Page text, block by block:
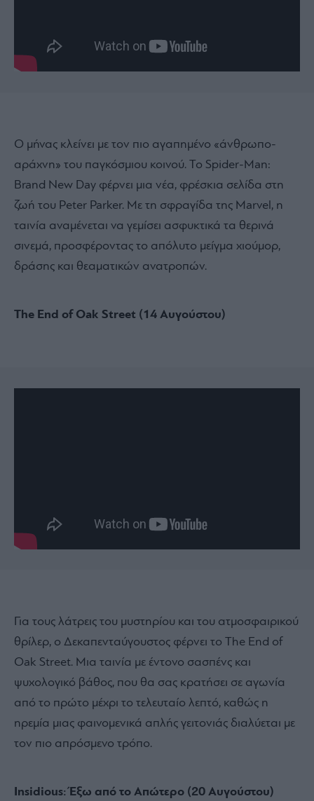
Ο μήνας κλείνει με τον πιο αγαπημένο «άνθρωπο-
αράχνη» του παγκόσμιου κοινού. Το Spider-Man:
Brand New Day φέρνει μια νέα, φρέσκια σελίδα στη
ζωή του Peter Parker. Με τη σφραγίδα της Marvel, η
ταινία αναμένεται να γεμίσει ασφυκτικά τα θερινά
σινεμά, προσφέροντας το απόλυτο μείγμα χιούμορ,
δράσης και θεαματικών ανατροπών.
The End of Oak Street (14 Αυγούστου)
Για τους λάτρεις του μυστηρίου και του ατμοσφαιρικού
θρίλερ, ο Δεκαπενταύγουστος φέρνει το The End of
Oak Street. Μια ταινία με έντονο σασπένς και
ψυχολογικό βάθος, που θα σας κρατήσει σε αγωνία
από το πρώτο μέχρι το τελευταίο λεπτό, καθώς η
ηρεμία μιας φαινομενικά απλής γειτονιάς διαλύεται με
τον πιο απρόσμενο τρόπο.
Insidious: Έξω από το Απώτερο (20 Αυγούστου)